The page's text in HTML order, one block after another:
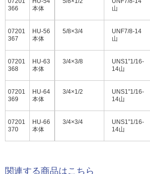
366
本体
07201
367
HU-56
本体
07201
368
HU-63
本体
07201
369
HU-64
本体
07201
370
HU-66
本体
山
5/8×3/4
UNF7/8-14
山
3/4×3/8
UNS1”1/16-
14山
3/4×1/2
UNS1”1/16-
14山
3/4×3/4
UNS1”1/16-
14山
関連する商品はこちら